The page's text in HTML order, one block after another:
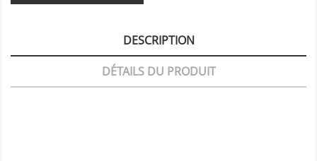
DESCRIPTION
DÉTAILS DU PRODUIT